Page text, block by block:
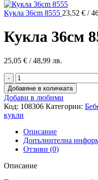
Кукла 36cm 8555 23,52 € /
Кукла 36см
25,05 € / 48,99 лв.
количество
за
Кукла
36см
8553
Добавяне в количката
Добави в любими
Код: 108306 Категории:
кукли
Описание
Допълнителна
Отзиви (0)
Описание